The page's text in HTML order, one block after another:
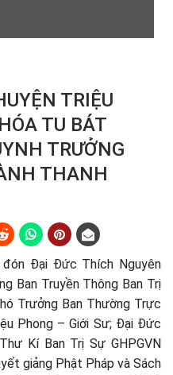
TRIỆU
TU BÁT
TRƯỞNG
THANH
Đại Đức Thích Nguyên
Ban Truyền Thông Ban Trị
Trưởng Ban Thường Trực
Phong – Giới Sư; Đại Đức
Kí Ban Trị Sự GHPGVN
giảng Phật Pháp và Sách